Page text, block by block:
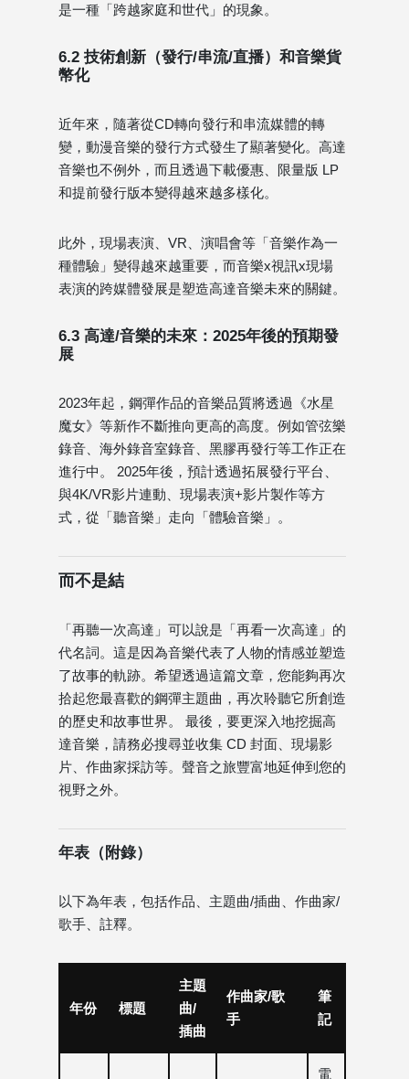
是一種「跨越家庭和世代」的現象。
6.2 技術創新（發行/串流/直播）和音樂貨
幣化
近年來，隨著從CD轉向發行和串流媒體的轉
變，動漫音樂的發行方式發生了顯著變化。高達
音樂也不例外，而且透過下載優惠、限量版 LP
和提前發行版本變得越來越多樣化。
此外，現場表演、VR、演唱會等「音樂作為一
種體驗」變得越來越重要，而音樂x視訊x現場
表演的跨媒體發展是塑造高達音樂未來的關鍵。
6.3 高達/音樂的未來：2025年後的預期發
展
2023年起，鋼彈作品的音樂品質將透過《水星
魔女》等新作不斷推向更高的高度。例如管弦樂
錄音、海外錄音室錄音、黑膠再發行等工作正在
進行中。 2025年後，預計透過拓展發行平台、
與4K/VR影片連動、現場表演+影片製作等方
式，從「聽音樂」走向「體驗音樂」。
而不是結
「再聽一次高達」可以說是「再看一次高達」的
代名詞。這是因為音樂代表了人物的情感並塑造
了故事的軌跡。希望透過這篇文章，您能夠再次
拾起您最喜歡的鋼彈主題曲，再次聆聽它所創造
的歷史和故事世界。 最後，要更深入地挖掘高
達音樂，請務必搜尋並收集 CD 封面、現場影
片、作曲家採訪等。聲音之旅豐富地延伸到您的
視野之外。
年表（附錄）
以下為年表，包括作品、主題曲/插曲、作曲家/
歌手、註釋。
年份 標題
主題
曲/
插曲
作曲家/歌
手
筆
記
電